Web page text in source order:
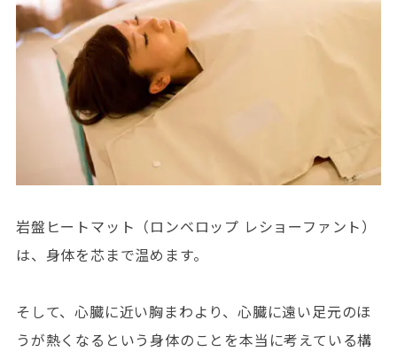
岩盤ヒートマット（ロンベロップ レショーファント）
は、身体を芯まで温めます。
そして、心臓に近い胸まわより、心臓に遠い足元のほ
うが熱くなるという身体のことを本当に考えている構